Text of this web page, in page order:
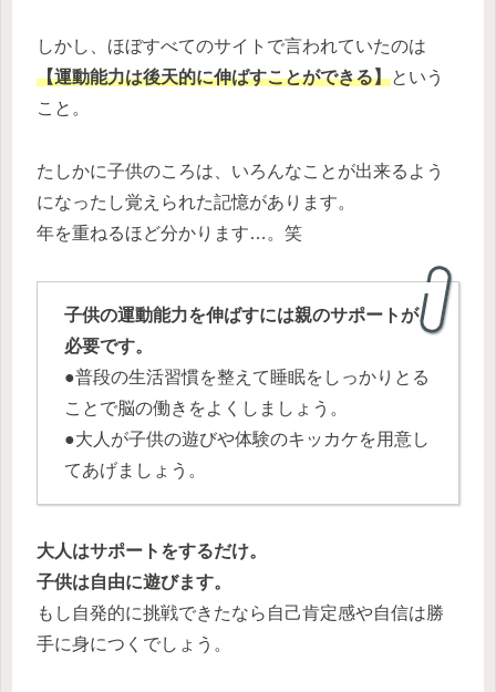
しかし、ほぼすべてのサイトで言われていたのは
【運動能力は後天的に伸ばすことができる】という
こと。
たしかに子供のころは、いろんなことが出来るよう
になったし覚えられた記憶があります。
年を重ねるほど分かります…。笑
子供の運動能力を伸ばすには親のサポートが
必要です。
●普段の生活習慣を整えて睡眠をしっかりとる
ことで脳の働きをよくしましょう。
●大人が子供の遊びや体験のキッカケを用意し
てあげましょう。
大人はサポートをするだけ。
子供は自由に遊びます。
もし自発的に挑戦できたなら自己肯定感や自信は勝
手に身につくでしょう。